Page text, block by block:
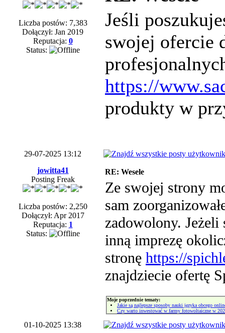
Liczba postów: 7,383
Dołączył: Jan 2019
Reputacja: 0
Status:
Jeśli
swojej ofercie
https://
produkty w
29-07-2025 13:12
jowitta41
Posting Freak
Liczba postów: 2,250
Dołączył: Apr 2017
Reputacja: 1
Status:
RE: Wesele
Ze swojej strony
sam
zadowolony.
inną imprezę
stronę https://
znajdziecie ofertę
Moje poprzednie tematy:
Jakie są najlepsze sposoby nauki języka obcego
Czy warto inwestować w farmy fotowoltaiczne w
01-10-2025 13:38